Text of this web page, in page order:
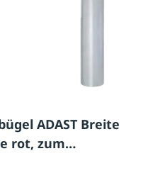
ADAST Breite
rot, zum